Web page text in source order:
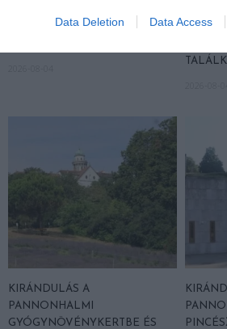
Data Deletion Data Access
PANNONHALMI
KIRÁNDULÁS A
PANNONHALMI
GYÓGYNÖVÉNYKERTBE ÉS